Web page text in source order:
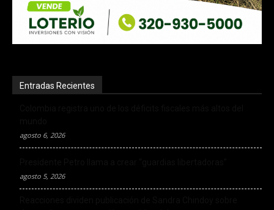
Entradas Recientes
agosto 6, 2026
agosto 5, 2026